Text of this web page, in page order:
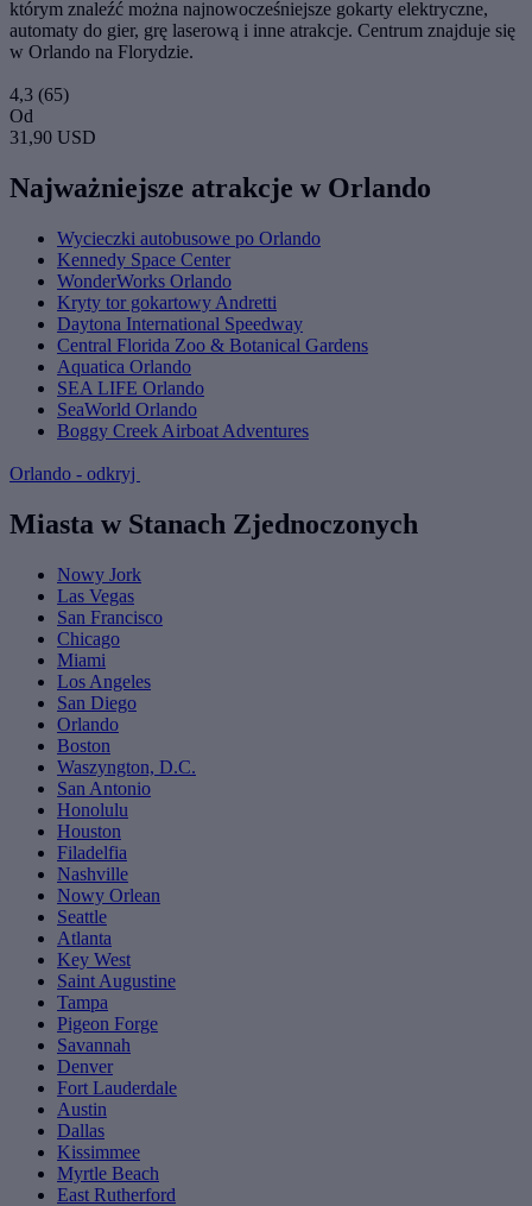
którym znaleźć można najnowocześniejsze gokarty elektryczne,
automaty do gier, grę laserową i inne atrakcje. Centrum znajduje się
w Orlando na Florydzie.
4,3 (65)
Od
31,90 USD
Najważniejsze atrakcje w Orlando
Wycieczki autobusowe po Orlando
Kennedy Space Center
WonderWorks Orlando
Kryty tor gokartowy Andretti
Daytona International Speedway
Central Florida Zoo & Botanical Gardens
Aquatica Orlando
SEA LIFE Orlando
SeaWorld Orlando
Boggy Creek Airboat Adventures
Orlando - odkryj
Miasta w Stanach Zjednoczonych
Nowy Jork
Las Vegas
San Francisco
Chicago
Miami
Los Angeles
San Diego
Orlando
Boston
Waszyngton, D.C.
San Antonio
Honolulu
Houston
Filadelfia
Nashville
Nowy Orlean
Seattle
Atlanta
Key West
Saint Augustine
Tampa
Pigeon Forge
Savannah
Denver
Fort Lauderdale
Austin
Dallas
Kissimmee
Myrtle Beach
East Rutherford